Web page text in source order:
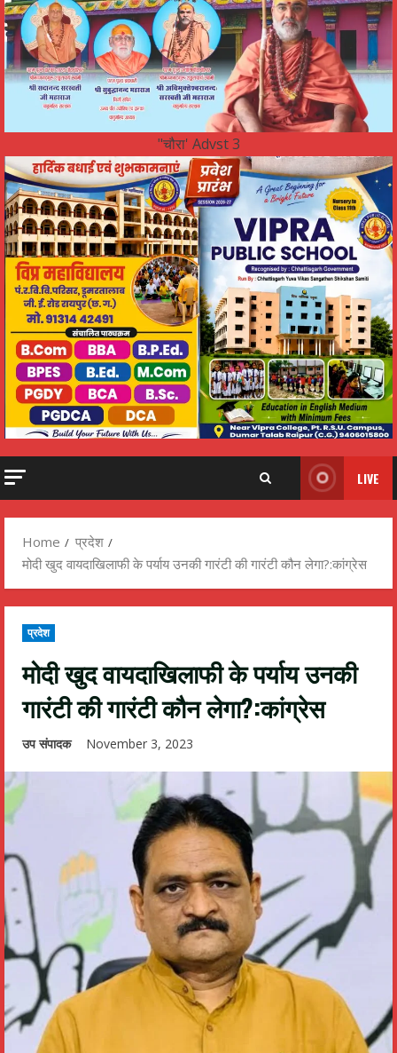
"चौरा' Advst 3
LIVE
Home
प्रदेश
मोदी खुद वायदाखिलाफी के पर्याय उनकी गारंटी की गारंटी कौन लेगा?:कांग्रेस
प्रदेश
मोदी खुद वायदाखिलाफी के पर्याय उनकी
गारंटी की गारंटी कौन लेगा?:कांग्रेस
उप संपादक November 3, 2023